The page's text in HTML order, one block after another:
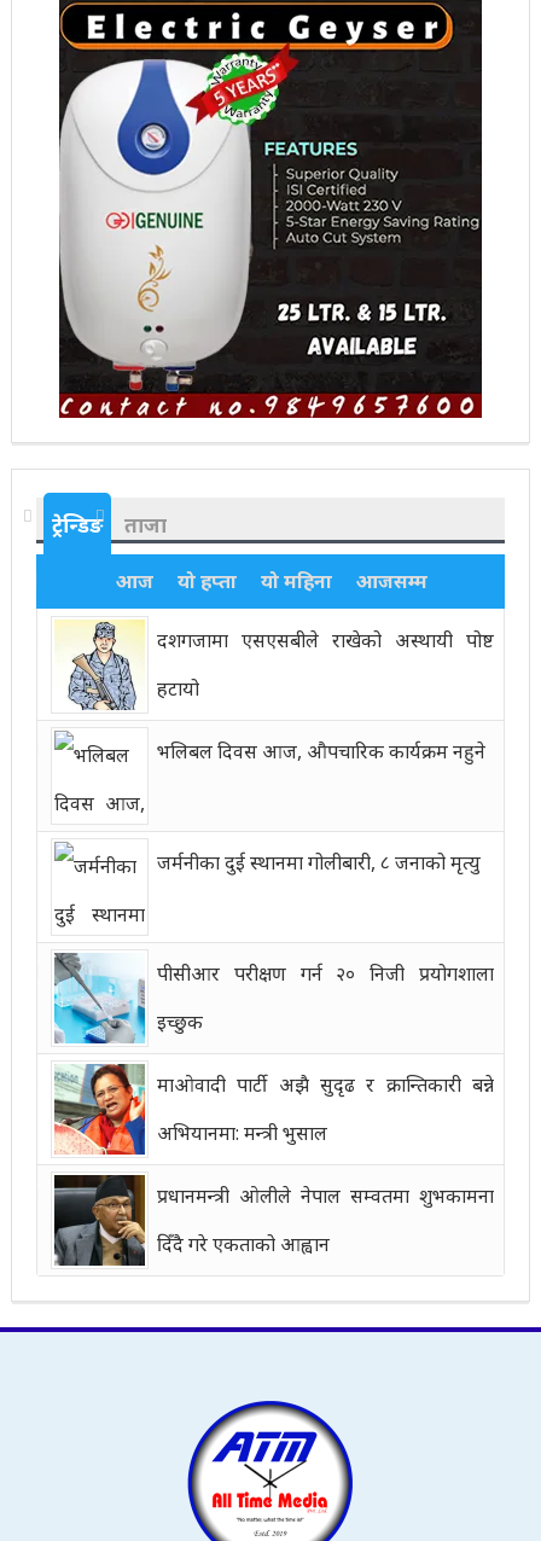
ट्रेन्डिङ ताजा
आज यो हप्ता यो महिना आजसम्म
दशगजामा एसएसबीले राखेको अस्थायी पोष्ट
हटायो
भलिबल दिवस आज, औपचारिक कार्यक्रम नहुने
जर्मनीका दुई स्थानमा गोलीबारी, ८ जनाको मृत्यु
पीसीआर परीक्षण गर्न २० निजी प्रयोगशाला
इच्छुक
माओवादी पार्टी अझै सुदृढ र क्रान्तिकारी बन्ने
अभियानमा: मन्त्री भुसाल
प्रधानमन्त्री ओलीले नेपाल सम्वतमा शुभकामना
दिँदै गरे एकताको आह्वान